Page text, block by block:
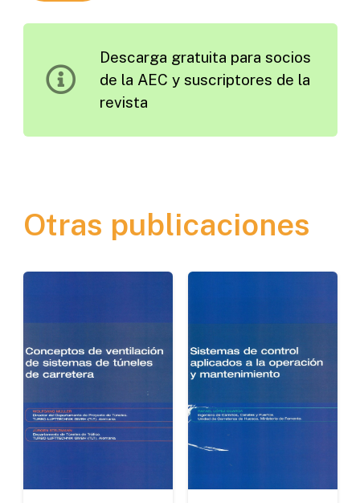
para
Seguridad
y
Descarga gratuita para socios
de la AEC y suscriptores de la
revista
Otras publicaciones